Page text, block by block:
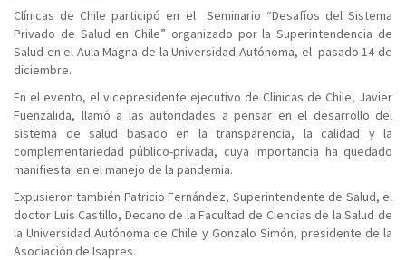
Clínicas de Chile participó en el Seminario “Desafíos del Sistema
Privado de Salud en Chile” organizado por la Superintendencia de
Salud en el Aula Magna de la Universidad Autónoma, el pasado 14 de
diciembre.
En el evento, el vicepresidente ejecutivo de Clínicas de Chile, Javier
Fuenzalida, llamó a las autoridades a pensar en el desarrollo del
sistema de salud basado en la transparencia, la calidad y la
complementariedad público-privada, cuya importancia ha quedado
manifiesta en el manejo de la pandemia.
Expusieron también Patricio Fernández, Superintendente de Salud, el
doctor Luis Castillo, Decano de la Facultad de Ciencias de la Salud de
la Universidad Autónoma de Chile y Gonzalo Simón, presidente de la
Asociación de Isapres.